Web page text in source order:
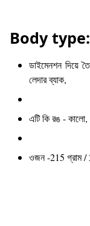
Body type:
ডাইমেনশন দিয়ে
লেদার ব্যাক,
এটি কি রঙ - কালো,
ওজন -215 গ্রাম /